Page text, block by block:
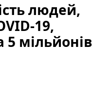
людей,
19,
мільйонів